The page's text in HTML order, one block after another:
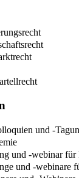
und -
und -webinar für
und -webinare